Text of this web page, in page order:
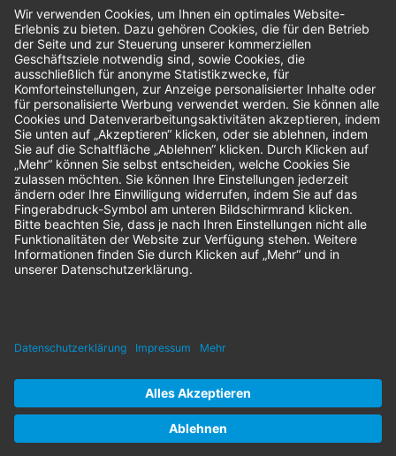
Bestellungen
Sendung verfolgen
Geprüfter Shop
* Alle Preise zzgl. gesetzlicher Mehrwertsteuer
Impressum AGB Datenschutz Nachhaltigkeit